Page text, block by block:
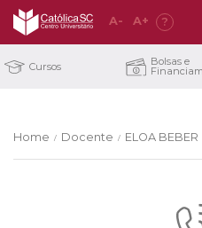
A- A+ ?
Cursos Bolsas e
Home / Docente / ELOA BEBER